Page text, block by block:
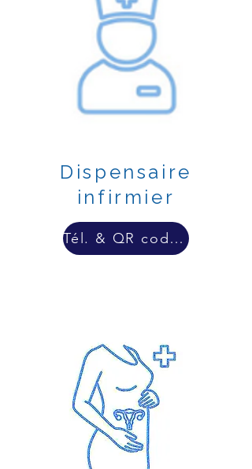
Dispensaire
infirmier
Tél. & QR code & lien externe